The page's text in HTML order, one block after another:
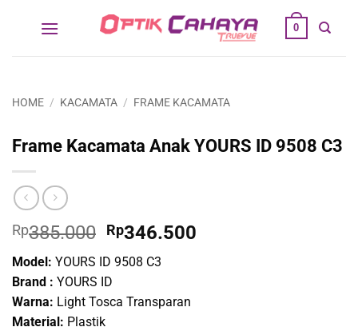
0
HOME / KACAMATA / FRAME KACAMATA
Frame Kacamata Anak YOURS ID 9508 C3
Rp385.000 Original
price
was:
Rp385.000.
Rp346.500
Model: YOURS ID 9508 C3
Brand : YOURS ID
Warna: Light Tosca Transparan
Material: Plastik